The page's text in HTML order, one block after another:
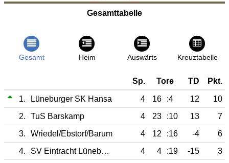
Gesamttabelle
Gesamt Heim Auswärts Kreuztabelle
Sp. Tore TD Pkt.
1. Lüneburger SK Hansa 4 16 :4 12
10
2.
TuS Barskamp 4 23 :10 13
7
3.
Wriedel/Ebstorf/Barum 4 12 :16 -4
6
4.
SV Eintracht Lüneburg 4 4 :19 -15
3